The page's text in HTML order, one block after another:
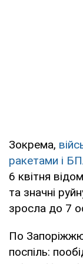
Зокрема,
ракетами і
6 квітня
та значні
зросла до 7
По
поспіль: